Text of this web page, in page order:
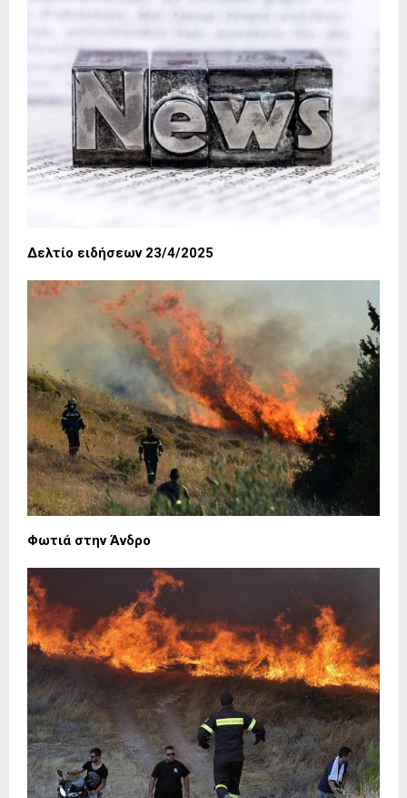
Δελτίο ειδήσεων 23/4/2025
Φωτιά στην Άνδρο